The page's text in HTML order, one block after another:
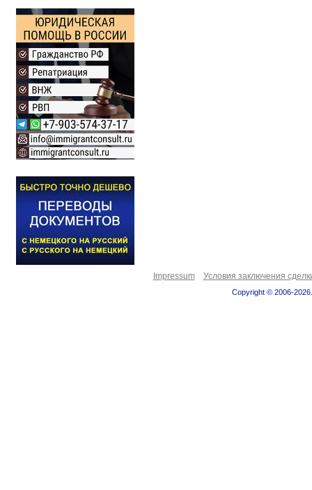
Impressum Условия заключения
Copyright © 2006-